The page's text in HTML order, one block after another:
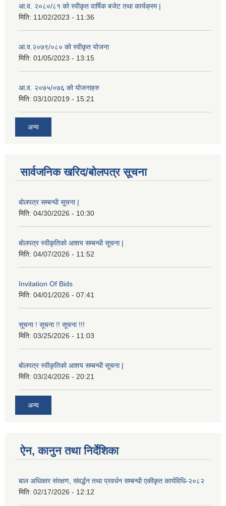
आ.व. २०८०/८१ को स्वीकृत वार्षिक बजेट तथा कार्यक्रम |
मिति: 11/02/2023 - 11:36
आ.व.२०७९/०८० को स्वीकृत योजना
मिति: 01/05/2023 - 13:15
आ.व. २०७५/०७६ को योजनाहरु
मिति: 03/10/2019 - 15:21
अन्य
सार्वजनिक खरिद/बोलपत्र सूचना
बोलपत्र सम्बन्धी सूचना |
मिति: 04/30/2026 - 10:30
बोलपत्र स्वीकृतिको आशय सम्बन्धी सूचना |
मिति: 04/07/2026 - 11:52
Invitation Of Bids
मिति: 04/01/2026 - 07:41
सूचना ! सूचना !! सूचना !!!
मिति: 03/25/2026 - 11:03
बोलपत्र स्वीकृतिको आशय सम्बन्धी सूचना |
मिति: 03/24/2026 - 20:21
अन्य
ऐन, कानुन तथा निर्देशिका
बाल अधिकार संरक्षण, संवर्द्धन तथा प्रवर्धन सम्बन्धी एकीकृत कार्यविधि-२०८२
मिति: 02/17/2026 - 12:12